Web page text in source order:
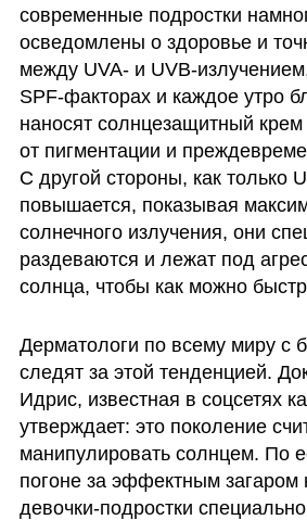
современные подростки
осведомлены о здоровье и
между UVA- и UVB-
SPF-факторах и каждое утро
наносят солнцезащитный
от пигментации и
С другой стороны, как только
повышается, показывая
солнечного излучения, они
раздеваются и лежат под
солнца, чтобы как можно
Дерматологи по всему миру с
следят за этой тенденцией.
Идрис, известная в соцсетях
утверждает: это поколение
манипулировать солнцем. По
погоне за эффектным загаром
девочки-подростки